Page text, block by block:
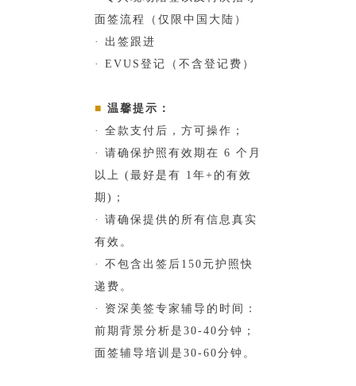
面签流程（仅限中国大陆）
· 出签跟进
· EVUS登记（不含登记费）
■ 温馨提示：
· 全款支付后，方可操作；
· 请确保护照有效期在 6 个月
以上 (最好是有 1年+的有效
期)；
· 请确保提供的所有信息真实
有效。
· 不包含出签后150元护照快
递费。
· 资深美签专家辅导的时间：
前期背景分析是30-40分钟；
面签辅导培训是30-60分钟。